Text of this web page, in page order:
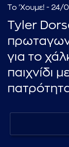
Το 'Χουμε! - 24/
Tyler
για το
παιχνίδι